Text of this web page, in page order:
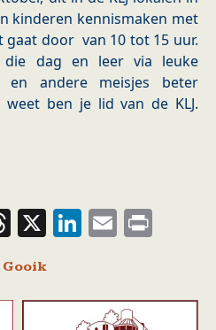
kinderen kennismaken met
gaat door van 10 tot 15 uur.
die dag en leer via leuke
en andere meisjes beter
ben je lid van de KLJ.
Threads
X LinkedIn
Email
Gooik